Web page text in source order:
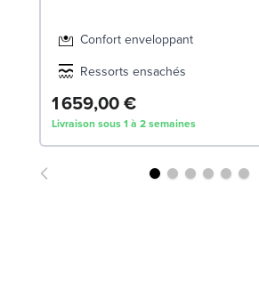
Confort enveloppant
Ressorts ensachés
1 659,00 €
Livraison sous 1 à 2 semaines